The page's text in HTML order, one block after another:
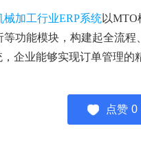
械加工行业ERP系统以
等功能模块，构建起全流
，企业能够实现订单管理的
点赞 0